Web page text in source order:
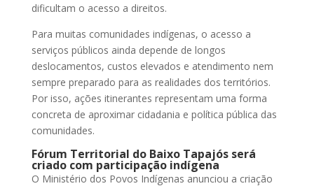
dificultam o acesso a direitos.
Para muitas comunidades indígenas, o acesso a
serviços públicos ainda depende de longos
deslocamentos, custos elevados e atendimento nem
sempre preparado para as realidades dos territórios.
Por isso, ações itinerantes representam uma forma
concreta de aproximar cidadania e política pública das
comunidades.
Fórum Territorial do Baixo Tapajós será
criado com participação indígena
O Ministério dos Povos Indígenas anunciou a criação